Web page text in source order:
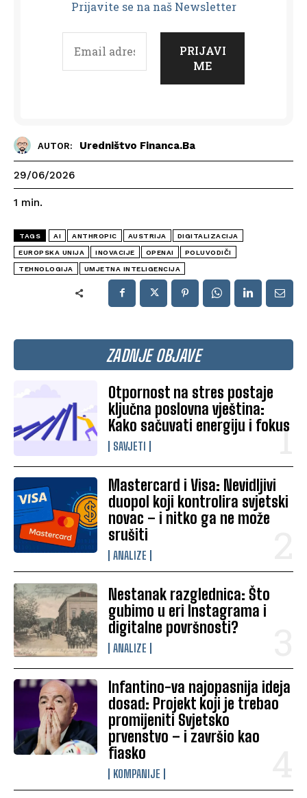
ZADNJE OBJAVE
Otpornost na stres postaje
ključna poslovna vještina:
Kako sačuvati energiju i fokus
SAVJETI
Mastercard i Visa: Nevidljivi
duopol koji kontrolira svjetski
novac – i nitko ga ne može
srušiti
ANALIZE
Nestanak razglednica: Što
gubimo u eri Instagrama i
digitalne površnosti?
ANALIZE
Infantino-va najopasnija ideja
dosad: Projekt koji je trebao
promijeniti Svjetsko
prvenstvo – i završio kao
fiasko
KOMPANIJE
Prijavite se na naš Newsletter
AUTOR: Uredništvo Financa.ba
29/06/2026
1 min.
TAGS AI ANTHROPIC AUSTRIJA DIGITALIZACIJA
EUROPSKA UNIJA INOVACIJE OPENAI POLUVODIČI
TEHNOLOGIJA UMJETNA INTELIGENCIJA